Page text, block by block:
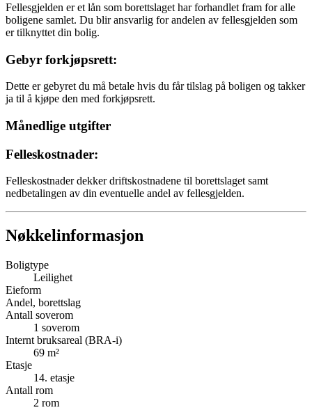
Fellesgjelden er et lån som borettslaget har forhandlet fram for alle
boligene samlet. Du blir ansvarlig for andelen av fellesgjelden som
er tilknyttet din bolig.
Gebyr forkjøpsrett:
Dette er gebyret du må betale hvis du får tilslag på boligen og takker
ja til å kjøpe den med forkjøpsrett.
Månedlige utgifter
Felleskostnader:
Felleskostnader dekker driftskostnadene til borettslaget samt
nedbetalingen av din eventuelle andel av fellesgjelden.
Nøkkelinformasjon
Boligtype
Leilighet
Eieform
Andel, borettslag
Antall soverom
1 soverom
Internt bruksareal (BRA-i)
69 m²
Etasje
14. etasje
Antall rom
2 rom